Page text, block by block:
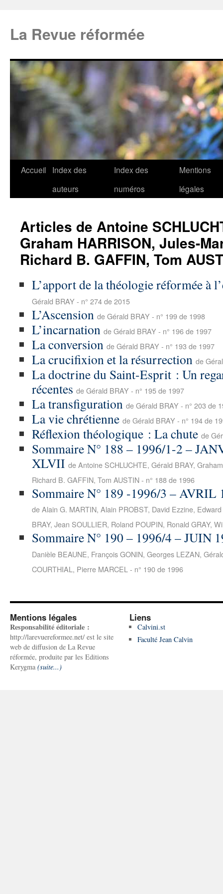
La Revue réformée
Accueil
Index des
auteurs
Index des
numéros
Mentions
légales
Articles de Antoine
Graham HARRISON, Jules-
Richard B. GAFFIN, Tom
L’apport de la théologie réformée à
Gérald BRAY - n° 274 de 2015
L’Ascension de Gérald BRAY - n° 199 de 1998
L’incarnation de Gérald BRAY - n° 196 de 1997
La conversion de Gérald BRAY - n° 193 de 1997
La crucifixion et la résurrection de
La doctrine du Saint-Esprit : Un
récentes de Gérald BRAY - n° 195 de 1997
La transfiguration de Gérald BRAY - n° 203 de
La vie chrétienne de Gérald BRAY - n° 194 de
Réflexion théologique : La chute de
Sommaire N° 188 – 1996/1-2 –
XLVII de Antoine SCHLUCHTE, Gérald BRAY,
Richard B. GAFFIN, Tom AUSTIN - n° 188 de 1996
Sommaire N° 189 -1996/3 –
de Alain G. MARTIN, Alain PROBST, David Ezzine,
BRAY, Jean SOULLIER, Roland POUPIN, Ronald GRAY,
Sommaire N° 190 – 1996/4 – JUIN
Danièle BEAUNE, François GONIN, Georges LEZAN,
COURTHIAL, Pierre MARCEL - n° 190 de 1996
Mentions légales
Responsabilité éditoriale :
http://larevuereformee.net/ est le site
web de diffusion de La Revue
réformée, produite par les Editions
Kerygma (suite...)
Liens
Calvini.st
Faculté Jean Calvin